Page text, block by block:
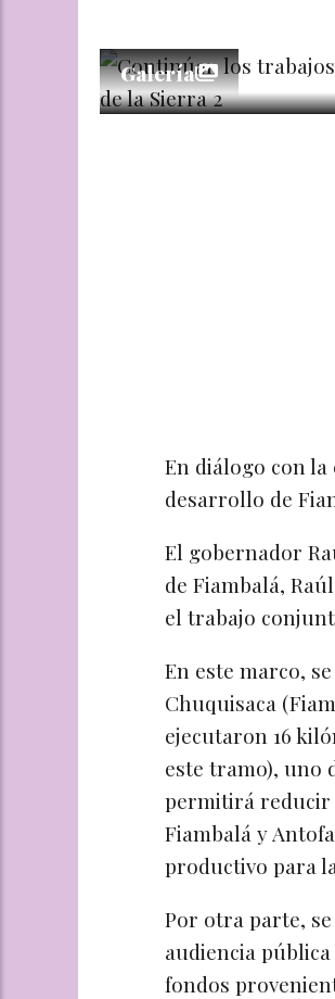
Galería
En diálogo con
desarrollo de
El gobernador
de Fiambalá,
el trabajo
En este marco,
Chuquisaca
ejecutaron 16
este tramo), uno
permitirá reducir
Fiambalá y
productivo para
Por otra parte,
audiencia
fondos